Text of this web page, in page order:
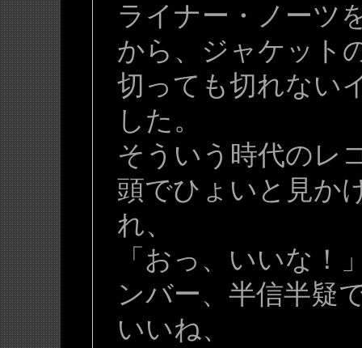
ライナー・ノーツ
から、ジャケット
切っても切れない
した。
そういう時代のレ
頭でひょいと見か
れ、
「おっ、いいな！
ンバー、半信半疑
いいね、